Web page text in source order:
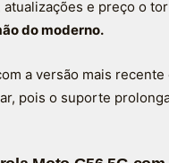
e preço o
do moderno.
a versão mais
pois o suporte